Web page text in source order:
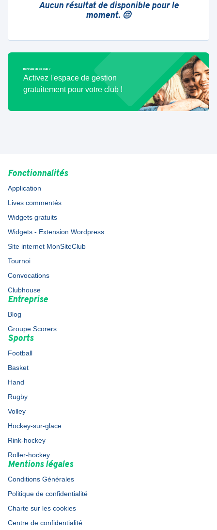
Aucun résultat de disponible pour le
moment. 😔
Bénévole de ce club ?
Activez l'espace de gestion
gratuitement pour votre club !
Fonctionnalités
Application
Lives commentés
Widgets gratuits
Widgets - Extension Wordpress
Site internet MonSiteClub
Tournoi
Convocations
Clubhouse
Entreprise
Blog
Groupe Scorers
Sports
Football
Basket
Hand
Rugby
Volley
Hockey-sur-glace
Rink-hockey
Roller-hockey
Mentions légales
Conditions Générales
Politique de confidentialité
Charte sur les cookies
Centre de confidentialité